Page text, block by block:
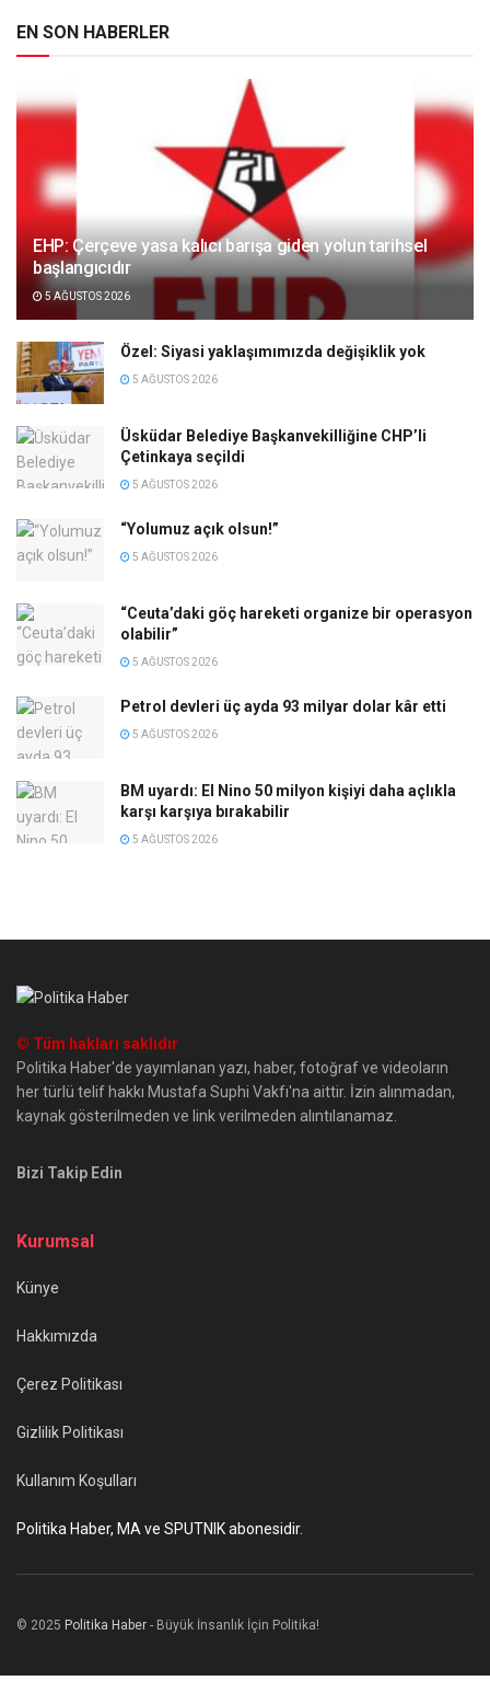
EN SON HABERLER
EHP: Çerçeve yasa kalıcı barışa giden yolun tarihsel
başlangıcıdır
5 AĞUSTOS 2026
Özel: Siyasi yaklaşımımızda değişiklik yok
5 AĞUSTOS 2026
Üsküdar Belediye Başkanvekilliğine CHP’li
Çetinkaya seçildi
5 AĞUSTOS 2026
“Yolumuz açık olsun!”
5 AĞUSTOS 2026
“Ceuta’daki göç hareketi organize bir operasyon
olabilir”
5 AĞUSTOS 2026
Petrol devleri üç ayda 93 milyar dolar kâr etti
5 AĞUSTOS 2026
BM uyardı: El Nino 50 milyon kişiyi daha açlıkla
karşı karşıya bırakabilir
5 AĞUSTOS 2026
© Tüm hakları saklıdır
Politika Haber'de yayımlanan yazı, haber, fotoğraf ve videoların
her türlü telif hakkı Mustafa Suphi Vakfı'na aittir. İzin alınmadan,
kaynak gösterilmeden ve link verilmeden alıntılanamaz.
Bizi Takip Edin
Kurumsal
Künye
Hakkımızda
Çerez Politikası
Gizlilik Politikası
Kullanım Koşulları
Politika Haber, MA ve SPUTNIK abonesidir.
© 2025 Politika Haber - Büyük İnsanlık İçin Politika!